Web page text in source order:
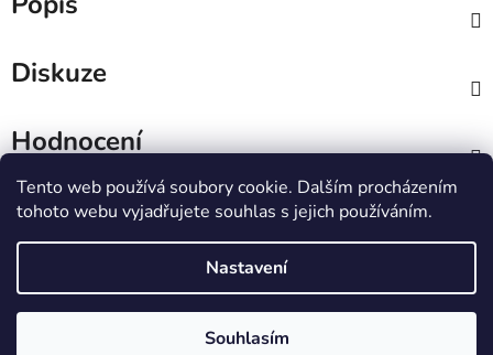
Tento web používá soubory cookie. Dalším procházením
tohoto webu vyjadřujete souhlas s jejich používáním.
Nastavení
Souhlasím
Diskuze
Hodnocení
IT e-shop
Vytvořil Shoptet
PCL Štětí s.r.o.